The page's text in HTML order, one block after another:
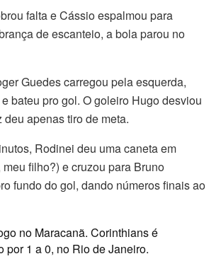
falta e Cássio espalmou para
de escanteio, a bola parou no
Guedes carregou pela esquerda,
bateu pro gol. O goleiro Hugo desviou
apenas tiro de meta.
Rodinei deu uma caneta em
filho?) e cruzou para Bruno
fundo do gol, dando números finais ao
no Maracanã. Corinthians é
por 1 a 0, no Rio de Janeiro.